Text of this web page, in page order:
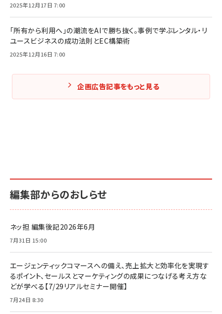
2025年12月17日 7:00
「所有から利用へ」の潮流をAIで勝ち抜く。事例で学ぶレンタル・リ
ユースビジネスの成功法則とEC構築術
2025年12月16日 7:00
企画広告記事をもっと見る
編集部からのおしらせ
ネッ担 編集後記2026年6月
7月31日 15:00
エージェンティックコマースへの備え、売上拡大と効率化を実現す
るポイント、セールスとマーケティングの成果につなげる考え方な
どが学べる【7/29リアルセミナー開催】
7月24日 8:30